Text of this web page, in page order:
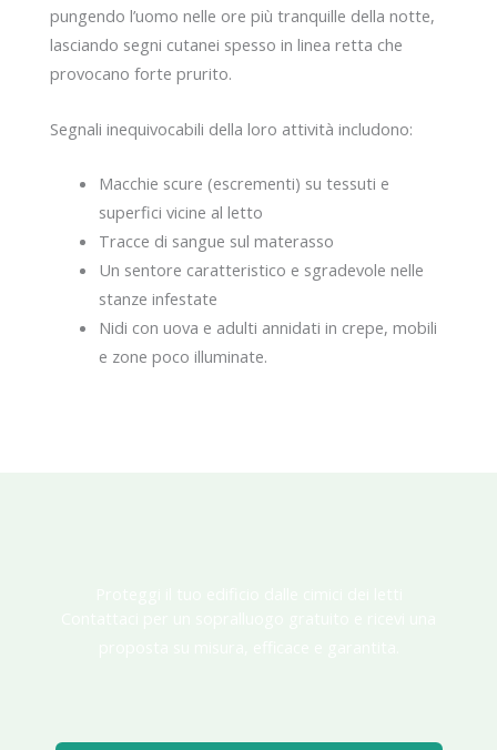
pungendo l’uomo nelle ore più tranquille della notte,
lasciando segni cutanei spesso in linea retta che
provocano forte prurito.
Segnali inequivocabili della loro attività includono:
Macchie scure (escrementi) su tessuti e
superfici vicine al letto
Tracce di sangue sul materasso
Un sentore caratteristico e sgradevole nelle
stanze infestate
Nidi con uova e adulti annidati in crepe, mobili
e zone poco illuminate.